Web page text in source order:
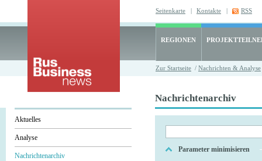
Seitenkarte | Kontakte | RSS
REGIONEN
Zur Startseite / Nachrichten & Analyse
Aktuelles
Analyse
Nachrichtenarchiv
Nachrichtenarchiv
Parameter minimisieren